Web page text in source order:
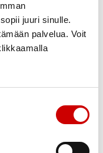
juuri sinulle.
palvelua. Voit